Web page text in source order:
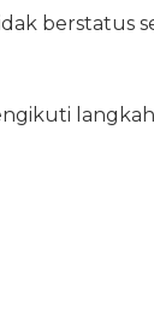
berstatus